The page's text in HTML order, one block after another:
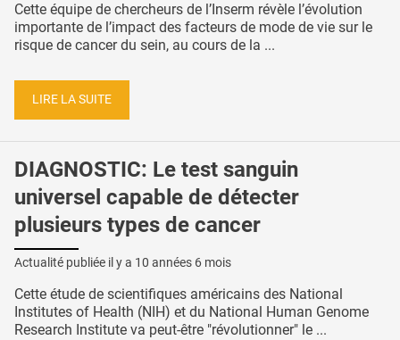
Cette équipe de chercheurs de l’Inserm révèle l’évolution
importante de l’impact des facteurs de mode de vie sur le
risque de cancer du sein, au cours de la ...
LIRE LA SUITE
DIAGNOSTIC: Le test sanguin
universel capable de détecter
plusieurs types de cancer
Actualité publiée il y a 10 années 6 mois
Cette étude de scientifiques américains des National
Institutes of Health (NIH) et du National Human Genome
Research Institute va peut-être "révolutionner" le ...